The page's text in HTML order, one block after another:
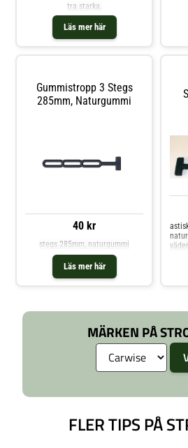
Läs mer här
tra starka.
Gummistropp 3 Stegs
285mm, Naturgummi
40 kr
Läs mer här
stegs 285mm, naturgummi
MÄRKEN PÅ
FLER TIPS PÅ